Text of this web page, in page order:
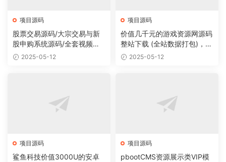
项目源码
股票交易源码/大宗交易与新
股申购系统源码/全套视频教
程 2025-05-12
项目源码
价值几千元的游戏资源网源码
整站下载 (全站数据打包)，数
据里面有200多个宝贝。
2025-05-12
项目源码
鲨鱼科技价值3000U的安卓
项目源码
pbootCMS资源展示类VIP模